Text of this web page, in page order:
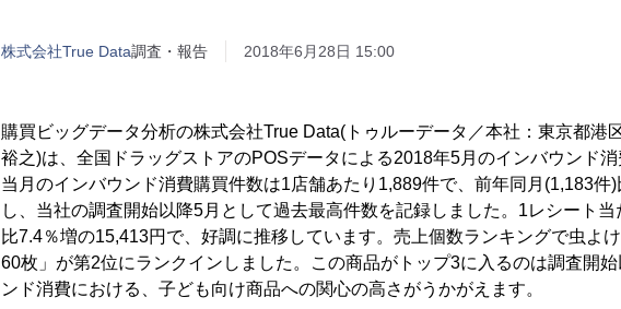
株式会社True Data調査・報告 2018年6月28日 15:00
購買ビッグデータ分析の株式会社True Data(トゥルーデータ／本社：東京都港
裕之)は、全国ドラッグストアのPOSデータによる2018年5月のインバウンド消
当月のインバウンド消費購買件数は1店舗あたり1,889件で、前年同月(1,183件
し、当社の調査開始以降5月として過去最高件数を記録しました。1レシート当
比7.4％増の15,413円で、好調に推移しています。売上個数ランキングで虫よ
60枚」が第2位にランクインしました。この商品がトップ3に入るのは調査開
ンド消費における、子ども向け商品への関心の高さがうかがえます。